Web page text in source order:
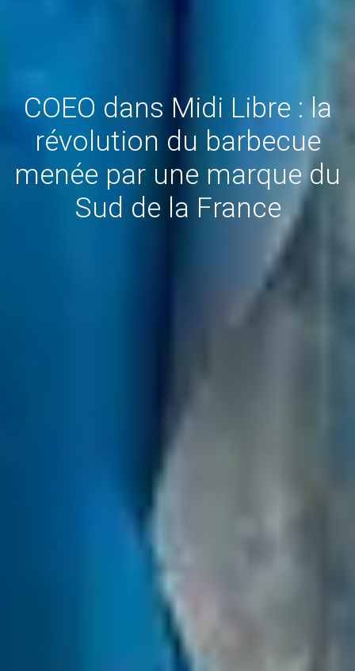
COEO dans Midi Libre : la
révolution du barbecue
menée par une marque du
Sud de la France